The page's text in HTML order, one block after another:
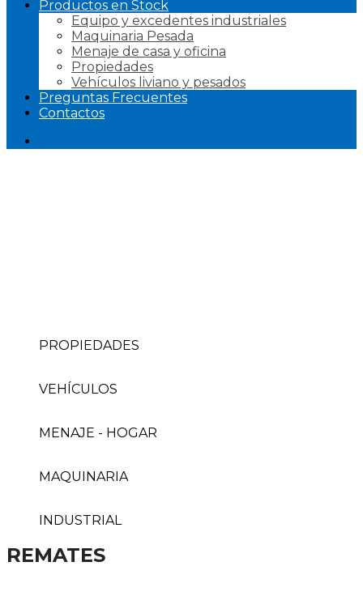
Productos en Stock
Equipo y excedentes industriales
Maquinaria Pesada
Menaje de casa y oficina
Propiedades
Vehículos liviano y pesados
Preguntas Frecuentes
Contactos
PROPIEDADES
VEHÍCULOS
MENAJE - HOGAR
MAQUINARIA
INDUSTRIAL
REMATES